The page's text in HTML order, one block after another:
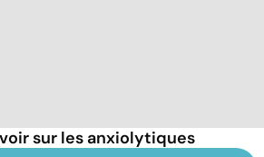
sur les anxiolytiques